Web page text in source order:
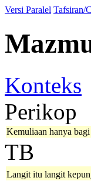
Versi Paralel Tafsiran/
Konteks
Perikop
Kemuliaan hanya
TB
Langit itu langit